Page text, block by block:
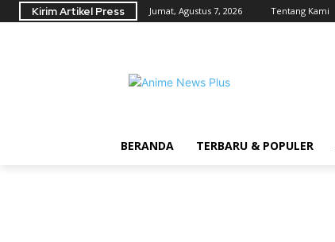
Kirim Artikel Press Jumat, Agustus 7, 2026 Tentang Kami
BERANDA TERBARU & POPULER